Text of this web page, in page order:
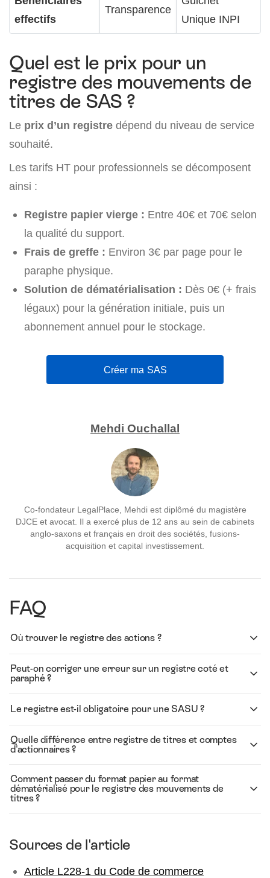
effectifs
Transparence
Unique INPI
Quel est le prix pour un
registre des mouvements de
titres de SAS ?
Le prix d’un registre dépend du niveau de service
souhaité.
Les tarifs HT pour professionnels se décomposent
ainsi :
Registre papier vierge : Entre 40€ et 70€ selon
la qualité du support.
Frais de greffe : Environ 3€ par page pour le
paraphe physique.
Solution de dématérialisation : Dès 0€ (+ frais
légaux) pour la génération initiale, puis un
abonnement annuel pour le stockage.
Créer ma SAS
Mehdi Ouchallal
Co-fondateur LegalPlace, Mehdi est diplômé du magistère
DJCE et avocat. Il a exercé plus de 12 ans au sein de cabinets
anglo-saxons et français en droit des sociétés, fusions-
acquisition et capital investissement.
FAQ
Où trouver le registre des actions ?
Peut-on corriger une erreur sur un registre coté et
paraphé ?
Le registre est-il obligatoire pour une SASU ?
Quelle différence entre registre de titres et comptes
d'actionnaires ?
Comment passer du format papier au format
dématérialisé pour le registre des mouvements de
titres ?
Sources de l'article
Article L228-1 du Code de commerce